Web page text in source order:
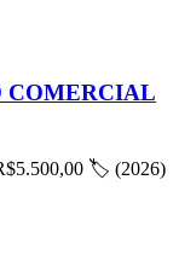
COMERCIAL
🏷 (2026)